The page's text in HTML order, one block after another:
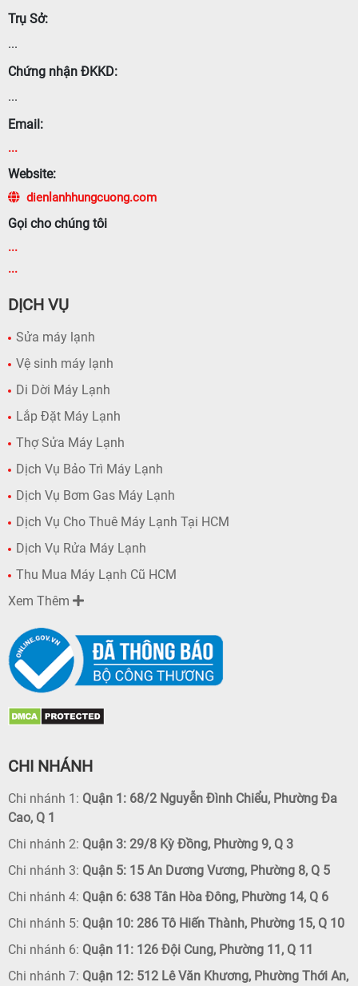
Trụ Sở:
...
Chứng nhận ĐKKD:
...
Email:
...
Website:
dienlanhhungcuong.com
Gọi cho chúng tôi
...
...
DỊCH VỤ
Sửa máy lạnh
Vệ sinh máy lạnh
Di Dời Máy Lạnh
Lắp Đặt Máy Lạnh
Thợ Sửa Máy Lạnh
Dịch Vụ Bảo Trì Máy Lạnh
Dịch Vụ Bơm Gas Máy Lạnh
Dịch Vụ Cho Thuê Máy Lạnh Tại HCM
Dịch Vụ Rửa Máy Lạnh
Thu Mua Máy Lạnh Cũ HCM
Xem Thêm
CHI NHÁNH
Chi nhánh 1: Quận 1: 68/2 Nguyễn Đình Chiểu, Phường Đa
Cao, Q 1
Chi nhánh 2: Quận 3: 29/8 Kỳ Đồng, Phường 9, Q 3
Chi nhánh 3: Quận 5: 15 An Dương Vương, Phường 8, Q 5
Chi nhánh 4: Quận 6: 638 Tân Hòa Đông, Phường 14, Q 6
Chi nhánh 5: Quận 10: 286 Tô Hiến Thành, Phường 15, Q 10
Chi nhánh 6: Quận 11: 126 Đội Cung, Phường 11, Q 11
Chi nhánh 7: Quận 12: 512 Lê Văn Khương, Phường Thới An,